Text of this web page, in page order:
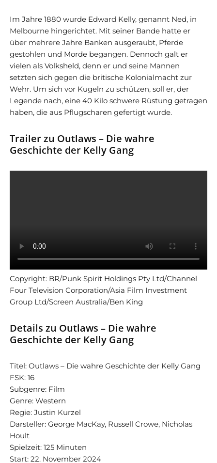
Im Jahre 1880 wurde Edward Kelly, genannt Ned, in
Melbourne hingerichtet. Mit seiner Bande hatte er
über mehrere Jahre Banken ausgeraubt, Pferde
gestohlen und Morde begangen. Dennoch galt er
vielen als Volksheld, denn er und seine Mannen
setzten sich gegen die britische Kolonialmacht zur
Wehr. Um sich vor Kugeln zu schützen, soll er, der
Legende nach, eine 40 Kilo schwere Rüstung getragen
haben, die aus Pflugscharen gefertigt wurde.
Trailer zu Outlaws – Die wahre
Geschichte der Kelly Gang
Copyright: BR/Punk Spirit Holdings Pty Ltd/Channel
Four Television Corporation/Asia Film Investment
Group Ltd/Screen Australia/Ben King
Details zu Outlaws – Die wahre
Geschichte der Kelly Gang
Titel: Outlaws – Die wahre Geschichte der Kelly Gang
FSK: 16
Subgenre: Film
Genre: Western
Regie: Justin Kurzel
Darsteller: George MacKay, Russell Crowe, Nicholas
Hoult
Spielzeit: 125 Minuten
Start: 22. November 2024